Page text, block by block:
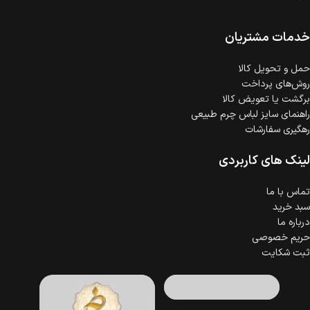
گارانتی معتبر برای تمامی محصولات ارائه می‌شود.خدمات مشتریان
حمل‌ و تحویل کالا
روش‌های پرداخت
برگشت یا تعویض کالا
راهنمای سایز لباس چرم طبیعی
رهگیری سفارشات
لینک های کاربردی
تماس با ما
سبد خرید
درباره ما
حریم خصوصی
ثبت شکایت